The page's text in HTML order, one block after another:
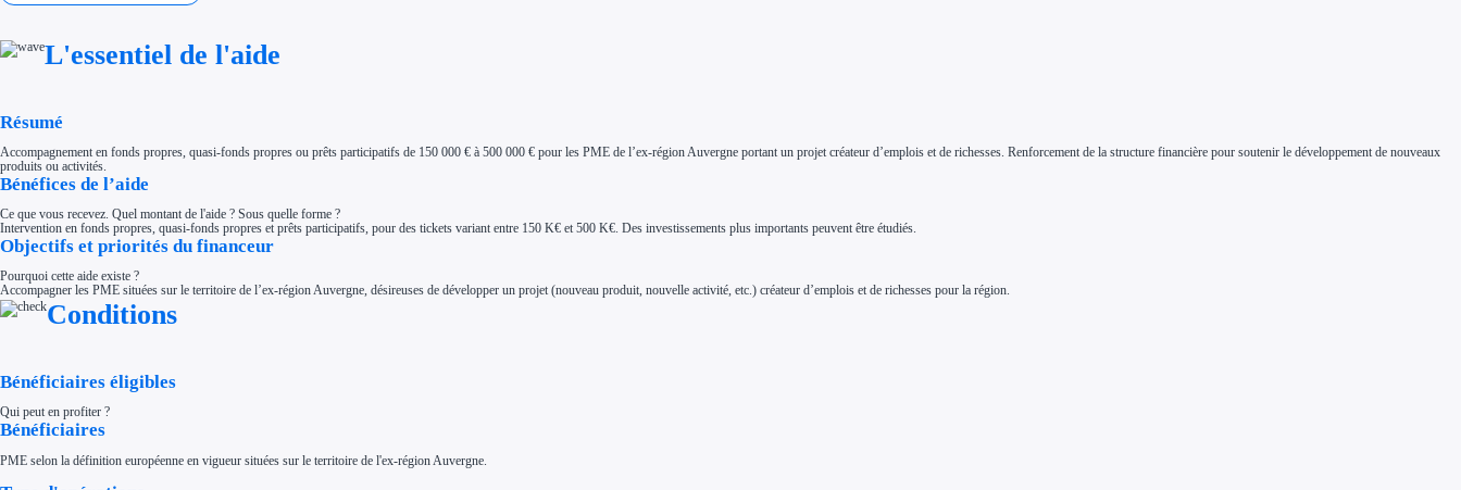
Crédits & réductions d'impôt
Exonération fiscale
Avance remboursable
Garantie bancaire entreprise
Aides Bpifrance
Aides ADEME
Tous les financeurs
Trouvez des idées de dépenses éligibles
Aides Région Hauts-de-France
Régions de I à P
L'essentiel de l'aide
Résumé
Accompagnement en fonds propres, quasi-fonds propres ou prêts participatifs de 150 000 € à 500 000 € pour les PME de l’ex-région Auvergne portant un projet créateur d’emplois et de richesses. Renforcement de la structure financière pour soutenir le développement de nouveaux
produits ou activités.
Bénéfices de l’aide
Ce que vous recevez. Quel montant de l'aide ? Sous quelle forme ?
Intervention en fonds propres, quasi-fonds propres et prêts participatifs, pour des tickets variant entre 150 K€ et 500 K€. Des investissements plus importants peuvent être étudiés.
Objectifs et priorités du financeur
Pourquoi cette aide existe ?
Accompagner les PME situées sur le territoire de l’ex-région Auvergne, désireuses de développer un projet (nouveau produit, nouvelle activité, etc.) créateur d’emplois et de richesses pour la région.
Conditions
Bénéficiaires éligibles
Qui peut en profiter ?
Bénéficiaires
PME selon la définition européenne en vigueur situées sur le territoire de l'ex-région Auvergne.